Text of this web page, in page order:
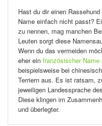
Hast du dir einen
Name einfach nicht passt?
zu nennen, mag manchen
Leuten sorgt diese
Wenn du das vermeiden
eher ein französischer Name
beispielsweise bei
Terriern aus. Es ist ratsam,
jeweiligen Landessprache des
Diese klingen im
und überlegter.